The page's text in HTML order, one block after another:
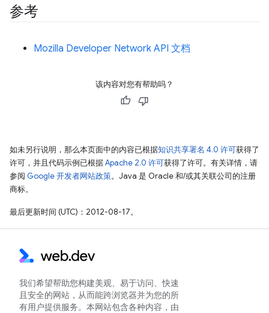
参考
Mozilla Developer Network API 文档
该内容对您有帮助吗？
如未另行说明，那么本页面中的内容已根据知识共享署名 4.0 许可获得了
许可，并且代码示例已根据Apache 2.0 许可获得了许可。有关详情，请
参阅 Google 开发者网站政策。Java 是 Oracle 和/或其关联公司的注册
商标。
最后更新时间 (UTC)：2012-08-17。
我们希望帮助您构建美观、易于访问、快速
且安全的网站，从而能跨浏览器并为您的所
有用户提供服务。本网站包含各种内容，由